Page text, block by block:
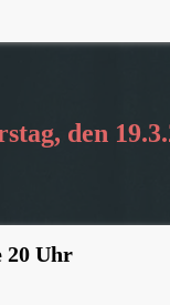
den
20 Uhr